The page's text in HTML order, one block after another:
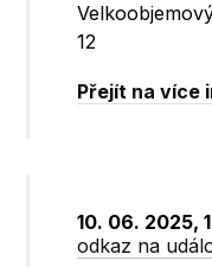
12
Přejít na více
10. 06. 2025,
odkaz na